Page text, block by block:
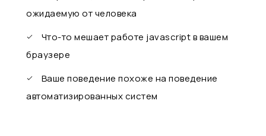
ожидаемую от человека
Что-то мешает работе javascript в вашем
браузере
Ваше поведение похоже на поведение
автоматизированных систем